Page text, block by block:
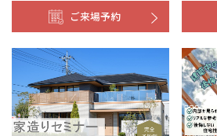
ご来場予約